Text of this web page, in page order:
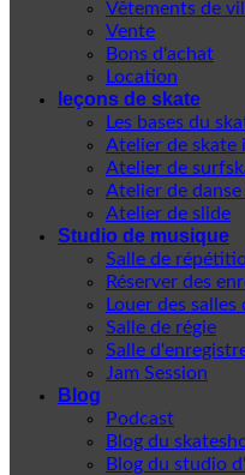
Vêtements de
Vente
Bons d'achat
Location
leçons de skate
Les bases du
Atelier de skate
Atelier de
Atelier de
Atelier de slide
Studio de musique
Salle de
Réserver des
Louer des
Salle de régie
Salle
Jam Session
Blog
Podcast
Blog du
Blog du studio